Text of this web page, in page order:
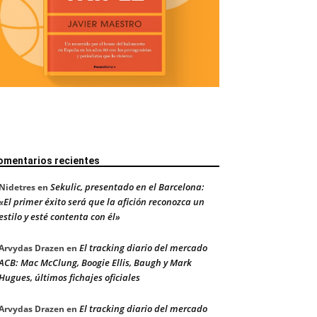
recientes
en Sekulic, presentado en el Barcelona:
primer éxito será que la afición reconozca un
y esté contenta con él»
Drazen en El tracking diario del mercado
Mac McClung, Boogie Ellis, Baugh y Mark
últimos fichajes oficiales
Drazen en El tracking diario del mercado